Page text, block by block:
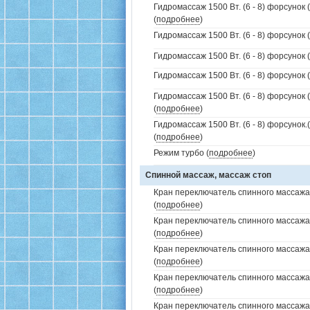
Гидромассаж 1500 Вт. (6 - 8) форсунок
(подробнее)
Гидромассаж 1500 Вт. (6 - 8) форсунок
Гидромассаж 1500 Вт. (6 - 8) форсунок
Гидромассаж 1500 Вт. (6 - 8) форсунок
Гидромассаж 1500 Вт. (6 - 8) форсунок
(подробнее)
Гидромассаж 1500 Вт. (6 - 8)
(подробнее)
Режим турбо (подробнее)
Спинной массаж, массаж стоп
Кран переключатель спинного
(подробнее)
Кран переключатель спинного
(подробнее)
Кран переключатель спинного
(подробнее)
Кран переключатель спинного
(подробнее)
Кран переключатель спинного